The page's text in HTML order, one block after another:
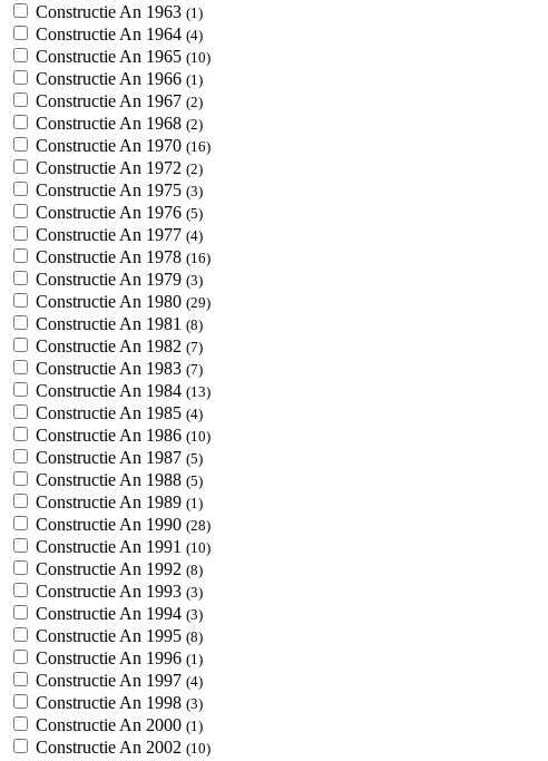
Constructie An 1963 (1)
Constructie An 1964 (4)
Constructie An 1965 (10)
Constructie An 1966 (1)
Constructie An 1967 (2)
Constructie An 1968 (2)
Constructie An 1970 (16)
Constructie An 1972 (2)
Constructie An 1975 (3)
Constructie An 1976 (5)
Constructie An 1977 (4)
Constructie An 1978 (16)
Constructie An 1979 (3)
Constructie An 1980 (29)
Constructie An 1981 (8)
Constructie An 1982 (7)
Constructie An 1983 (7)
Constructie An 1984 (13)
Constructie An 1985 (4)
Constructie An 1986 (10)
Constructie An 1987 (5)
Constructie An 1988 (5)
Constructie An 1989 (1)
Constructie An 1990 (28)
Constructie An 1991 (10)
Constructie An 1992 (8)
Constructie An 1993 (3)
Constructie An 1994 (3)
Constructie An 1995 (8)
Constructie An 1996 (1)
Constructie An 1997 (4)
Constructie An 1998 (3)
Constructie An 2000 (1)
Constructie An 2002 (10)